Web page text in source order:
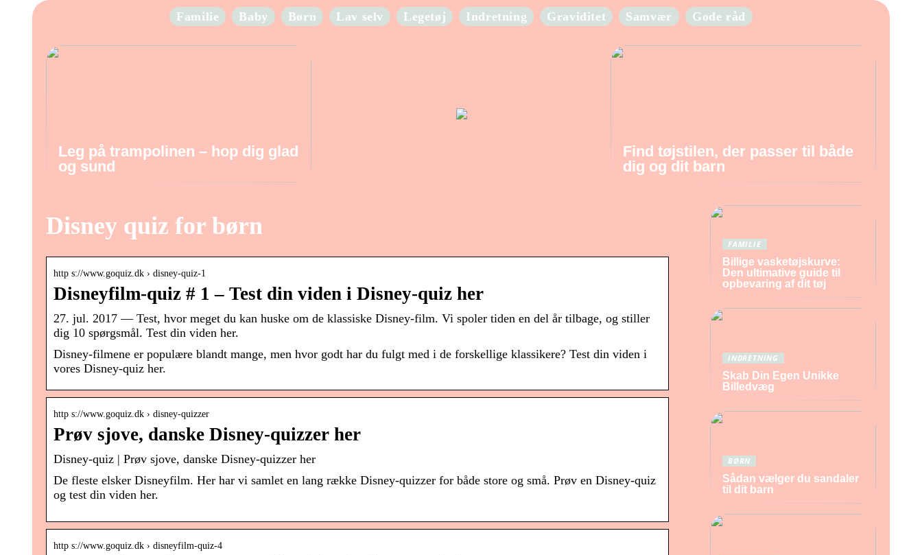
Familie Baby Børn Lav selv Legetøj Indretning Graviditet Samvær Gode råd
Leg på trampolinen – hop dig glad
og sund
Find tøjstilen, der passer til både
dig og dit barn
Disney quiz for børn
http s://www.goquiz.dk › disney-quiz-1
Disneyfilm-quiz # 1 – Test din viden i Disney-quiz her
27. jul. 2017 — Test, hvor meget du kan huske om de klassiske Disney-film. Vi spoler tiden en del år tilbage, og stiller
dig 10 spørgsmål. Test din viden her.
Disney-filmene er populære blandt mange, men hvor godt har du fulgt med i de forskellige klassikere? Test din viden i
vores Disney-quiz her.
http s://www.goquiz.dk › disney-quizzer
Prøv sjove, danske Disney-quizzer her
Disney-quiz | Prøv sjove, danske Disney-quizzer her
De fleste elsker Disneyfilm. Her har vi samlet en lang række Disney-quizzer for både store og små. Prøv en Disney-quiz
og test din viden her.
http s://www.goquiz.dk › disneyfilm-quiz-4
FAMILIE
Billige vasketøjskurve:
Den ultimative guide til
opbevaring af dit tøj
INDRETNING
Skab Din Egen Unikke
Billedvæg
BØRN
Sådan vælger du sandaler
til dit barn